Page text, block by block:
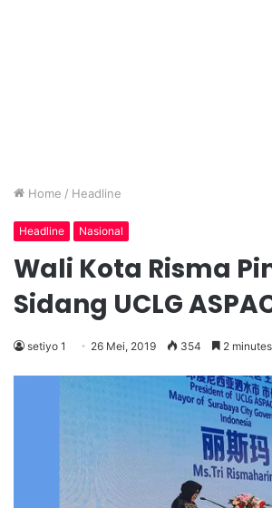
Home / Headline
Headline Nasional
Wali Kota Risma
Sidang UCLG
setiyo 1 26 Mei, 2019 354 2